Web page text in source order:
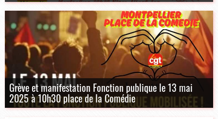
Grève et manifestation Fonction publique le 13 mai
2025 à 10h30 place de la Comédie